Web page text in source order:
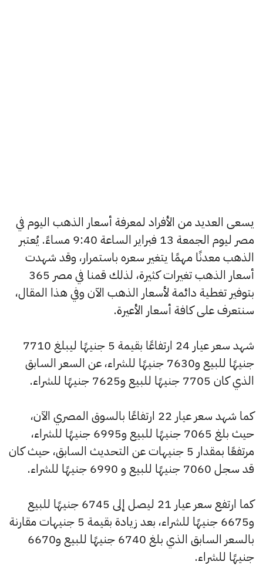
يسعى العديد من الأفراد لمعرفة أسعار الذهب اليوم في
مصر ليوم الجمعة 13 فبراير الساعة 9:40 مساءً. يُعتبر
الذهب معدنًا مهمًا يتغير سعره باستمرار، وقد شهدت
أسعار الذهب تغيرات كثيرة، لذلك قمنا في مصر 365
بتوفير تغطية دائمة لأسعار الذهب الآن وفي هذا المقال،
سنتعرف على كافة أسعار الأعيرة.
شهد سعر عيار 24 ارتفاعًا بقيمة 5 جنيهًا ليبلغ 7710
جنيهًا للبيع و7630 جنيهًا للشراء، عن السعر السابق
الذي كان 7705 جنيهًا للبيع و7625 جنيهًا للشراء.
كما شهد سعر عيار 22 ارتفاعًا بالسوق المصري الآن،
حيث بلغ 7065 جنيهًا للبيع و6995 جنيهًا للشراء،
مرتفعًا بمقدار 5 جنيهات عن التحديث السابق، حيث كان
قد سجل 7060 جنيهًا للبيع و 6990 جنيهًا للشراء.
كما ارتفع سعر عيار 21 ليصل إلى 6745 جنيهًا للبيع
و6675 جنيهًا للشراء، بعد زيادة بقيمة 5 جنيهات مقارنة
بالسعر السابق الذي بلغ 6740 جنيهًا للبيع و6670
جنيهًا للشراء.